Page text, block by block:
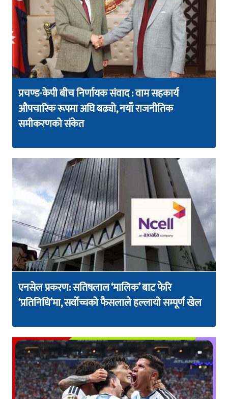
प्रचण्ड-केपी बीच निर्णायक संवाद : वाम सहकार्य
औपचारिक रूपमा अघि बढ्यो, नयाँ राजनीतिक
समीकरणको संकेत
एनसेल प्रकरण: सतिषलाल ‘मालिक’ बाट फेरि
‘प्रतिनिधि’मा, सर्वोच्चको फैसलाले हल्लायो सम्पूर्ण खेल